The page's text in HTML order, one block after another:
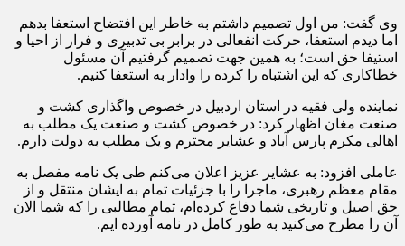
وی گفت: من اول تصمیم داشتم به خاطر این افتضاح استعفا بدهم
اما دیدم استعفا، حرکت انفعالی در برابر بی تدبیری و فرار از احیا و
استیفا حق است؛ به همین جهت تصمیم گرفتیم آن مسئول
خطاکاری که این اشتباه را کرده را وادار به استعفا کنیم.
نماینده ولی فقیه در استان اردبیل در خصوص واگذاری کشت و
صنعت مغان اظهار کرد: در خصوص کشت و صنعت یک مطلب به
اهالی مکرم پارس آباد و عشایر محترم و یک مطلب به دولت دارم.
عاملی افزود: به عشایر عزیز اعلان می‌کنم طی یک نامه مفصل به
مقام معظم رهبری، ماجرا را با جزئیات تمام به ایشان منتقل و از
حق اصیل و تاریخی شما دفاع کرده‌ام، تمام مطالبی را که شما الان
آن را مطرح می‌کنید به طور کامل در نامه آورده ایم.